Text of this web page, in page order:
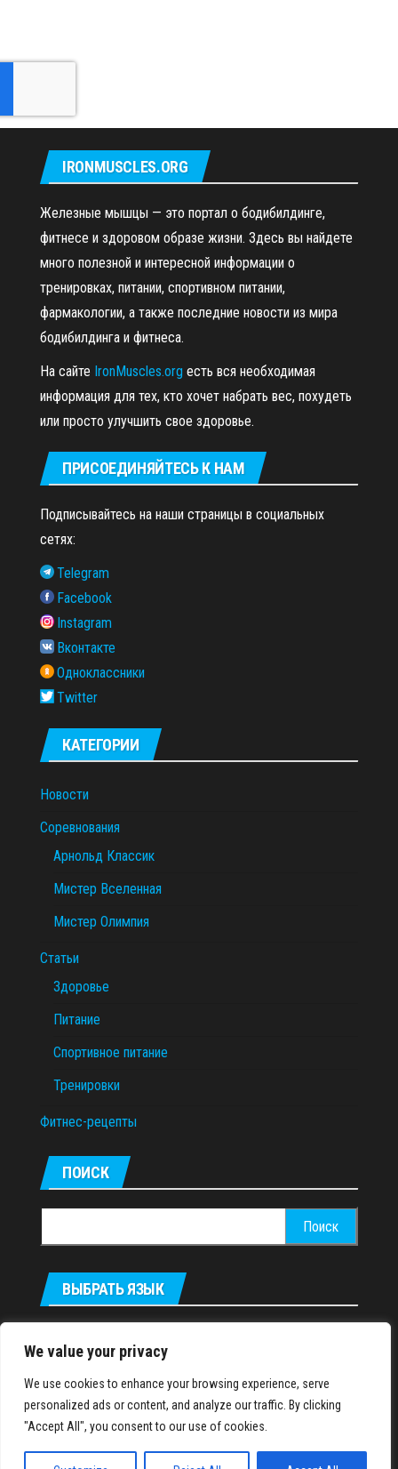
We value your privacy
We use cookies to enhance your browsing experience, serve
personalized ads or content, and analyze our traffic. By clicking
"Accept All", you consent to our use of cookies.
IRONMUSCLES.ORG
Железные мышцы — это портал о бодибилдинге,
фитнесе и здоровом образе жизни. Здесь вы найдете
много полезной и интересной информации о
тренировках, питании, спортивном питании,
фармакологии, а также последние новости из мира
бодибилдинга и фитнеса.
На сайте IronMuscles.org есть вся необходимая
информация для тех, кто хочет набрать вес, похудеть
или просто улучшить свое здоровье.
ПРИСОЕДИНЯЙТЕСЬ К НАМ
Подписывайтесь на наши страницы в социальных
сетях:
Telegram
Facebook
Instagram
Вконтакте
Одноклассники
Twitter
КАТЕГОРИИ
Новости
Соревнования
Арнольд Классик
Мистер Вселенная
Мистер Олимпия
Статьи
Здоровье
Питание
Спортивное питание
Тренировки
Фитнес-рецепты
ПОИСК
ВЫБРАТЬ ЯЗЫК
IronMuscles.org© 2018-2023